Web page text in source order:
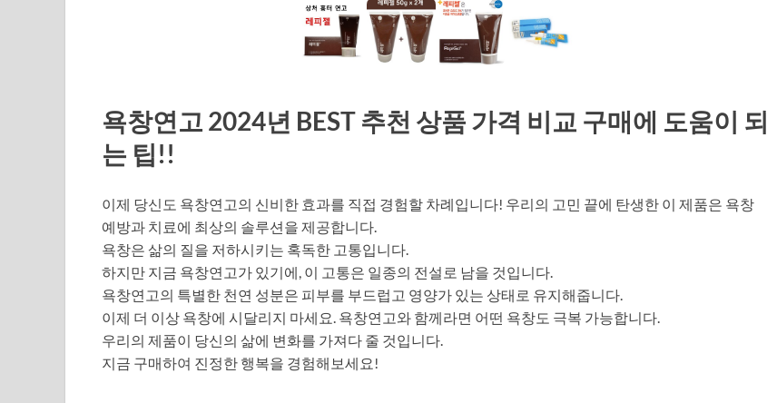
욕창연고 2024년 BEST 추천 상품 가격 비교 구매에 도움이 되
는 팁!!
이제 당신도 욕창연고의 신비한 효과를 직접 경험할 차례입니다! 우리의 고민 끝에 탄생한 이 제품은 욕창
예방과 치료에 최상의 솔루션을 제공합니다.
욕창은 삶의 질을 저하시키는 혹독한 고통입니다.
하지만 지금 욕창연고가 있기에, 이 고통은 일종의 전설로 남을 것입니다.
욕창연고의 특별한 천연 성분은 피부를 부드럽고 영양가 있는 상태로 유지해줍니다.
이제 더 이상 욕창에 시달리지 마세요. 욕창연고와 함께라면 어떤 욕창도 극복 가능합니다.
우리의 제품이 당신의 삶에 변화를 가져다 줄 것입니다.
지금 구매하여 진정한 행복을 경험해보세요!